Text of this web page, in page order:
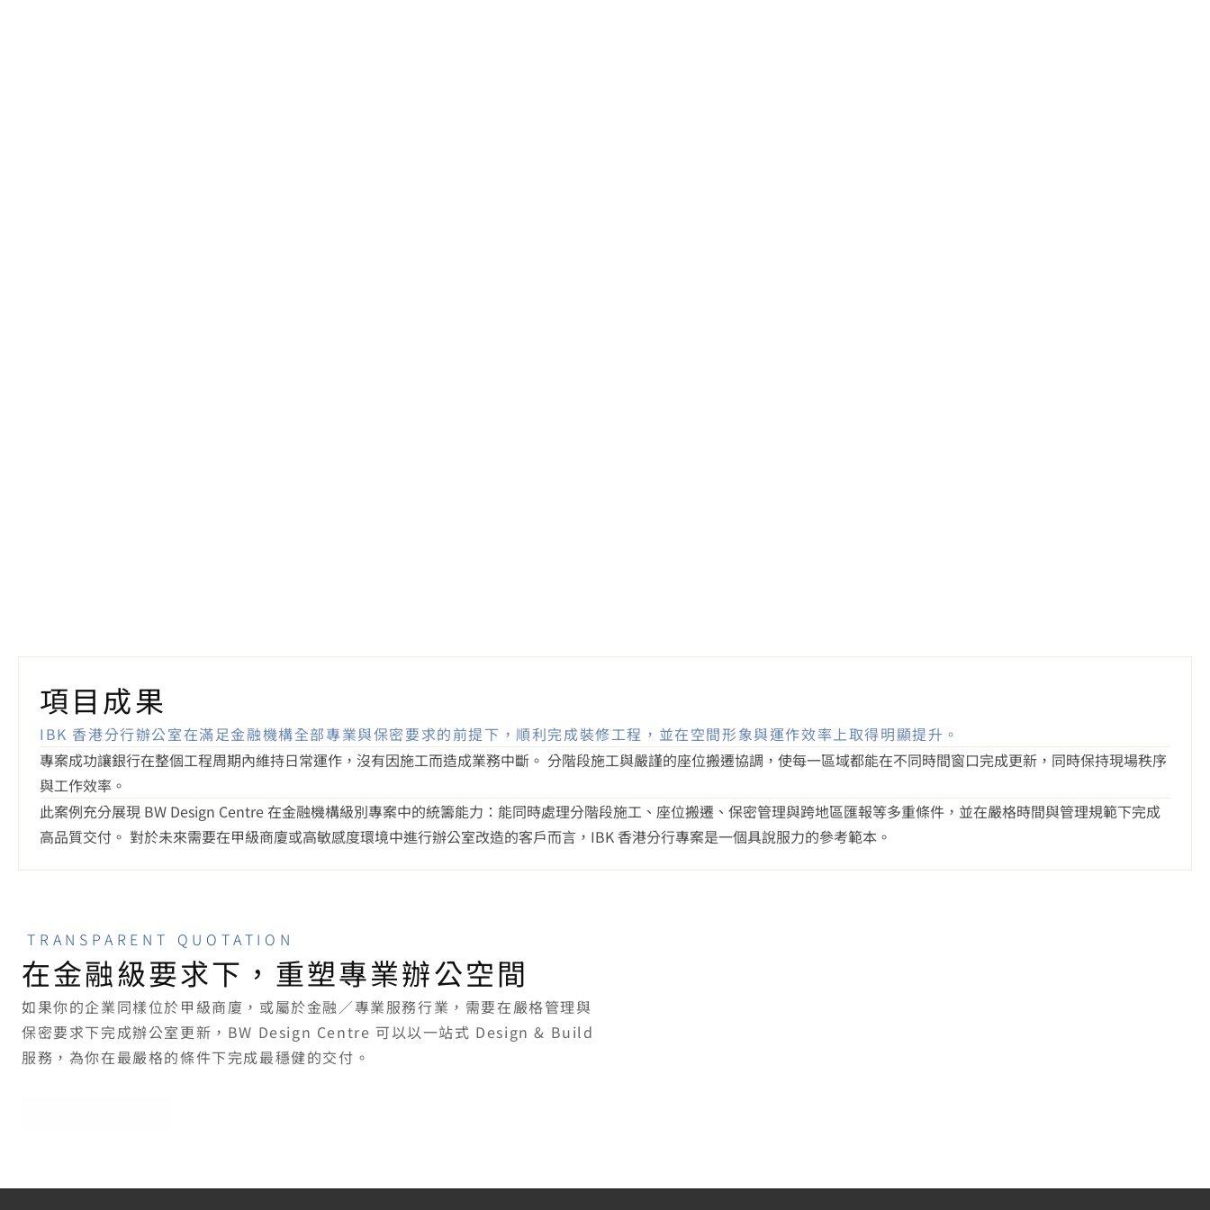
項目成果
IBK 香港分行辦公室在滿足金融機構全部專業與保密要求的前提下，順利完成裝修工程，並在空間形象與運作效率上取得明顯提升。
專案成功讓銀行在整個工程周期內維持日常運作，沒有因施工而造成業務中斷。 分階段施工與嚴謹的座位搬遷協調，使每一區域都能在不同時間窗口完成更新，同時保持現場秩序
與工作效率。
此案例充分展現 BW Design Centre 在金融機構級別專案中的統籌能力：能同時處理分階段施工、座位搬遷、保密管理與跨地區匯報等多重條件，並在嚴格時間與管理規範下完成
高品質交付。 對於未來需要在甲級商廈或高敏感度環境中進行辦公室改造的客戶而言，IBK 香港分行專案是一個具說服力的參考範本。
TRANSPARENT QUOTATION
在金融級要求下，重塑專業辦公空間
如果你的企業同樣位於甲級商廈，或屬於金融／專業服務行業，需要在嚴格管理與
保密要求下完成辦公室更新，BW Design Centre 可以以一站式 Design & Build
服務，為你在最嚴格的條件下完成最穩健的交付。